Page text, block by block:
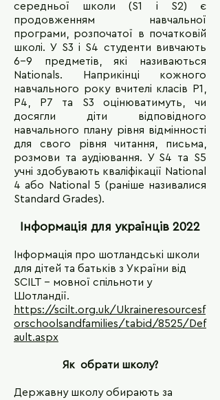
середньої школи (S1 і S2) є
продовженням навчальної
програми, розпочатої в початковій
школі. У S3 і S4 студенти вивчають
6-9 предметів, які називаються
Nationals. Наприкінці кожного
навчального року вчителі класів P1,
P4, P7 та S3 оцінюватимуть, чи
досягли діти відповідного
навчального плану рівня відмінності
для свого рівня читання, письма,
розмови та аудіювання. У S4 та S5
учні здобувають кваліфікації National
4 або National 5 (раніше називалися
Standard Grades).
Інформація для українців 2022
Інформація про шотландські школи
для дітей та батьків з України від
SCILT - мовної спільноти у
Шотландії.
https://scilt.org.uk/Ukraineresourcesf
orschoolsandfamilies/tabid/8525/Def
ault.aspx
Як обрати школу?
Державну школу обирають за